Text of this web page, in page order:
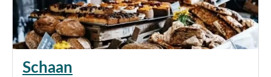
Schaan